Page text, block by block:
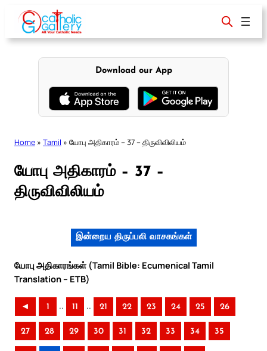
content
Download our App
Home » Tamil » யோபு அதிகாரம் – 37 – திருவிவிலியம்
யோபு அதிகாரம் – 37 –
திருவிவிலியம்
இன்றைய திருப்பலி வாசகங்கள்
யோபு அதிகாரங்கள் (Tamil Bible: Ecumenical Tamil
Translation – ETB)
◄ 1 .. 11 .. 21 22 23 24 25 26
27 28 29 30 31 32 33 34 35